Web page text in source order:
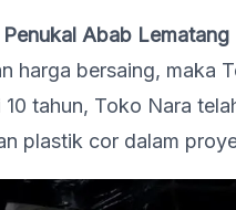
Abab Lematang
harga bersaing, maka
tahun, Toko Nara
plastik cor dalam